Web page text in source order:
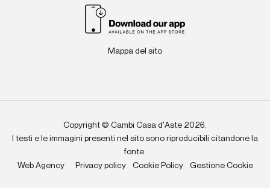
Mappa del sito
Copyright © Cambi Casa d'Aste 2026.
I testi e le immagini presenti nel sito sono riproducibili citandone la
fonte.
Web Agency
Privacy policy Cookie Policy Gestione Cookie